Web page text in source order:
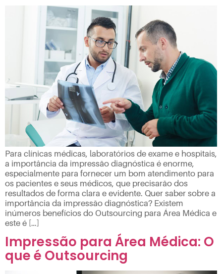
Para clínicas médicas, laboratórios de exame e hospitais,
a importância da impressão diagnóstica é enorme,
especialmente para fornecer um bom atendimento para
os pacientes e seus médicos, que precisarão dos
resultados de forma clara e evidente. Quer saber sobre a
importância da impressão diagnóstica? Existem
inúmeros benefícios do Outsourcing para Área Médica e
este é […]
Impressão para Área Médica: O
que é Outsourcing